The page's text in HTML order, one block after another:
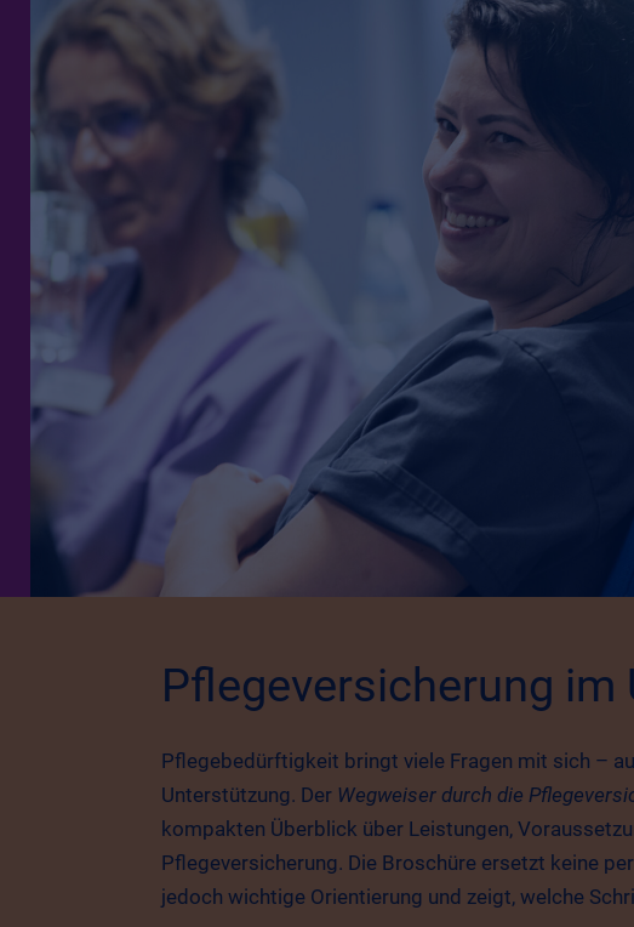
Pflegeversicherung im
Pflegebedürftigkeit bringt viele Fragen mit sich –
Unterstützung. Der Wegweiser durch die
kompakten Überblick über Leistungen,
Pflegeversicherung. Die Broschüre ersetzt keine
jedoch wichtige Orientierung und zeigt, welche